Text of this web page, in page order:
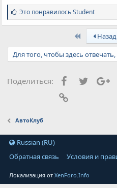
С
и
м
т
и
Это понравилосьStudent
First Назад
Для того, чтобы здесь
Поделиться: Facebook
Twitter
АвтоКлуб
Russian (RU)
Обратная связь
Условия и
Локализация отXenForo.Info